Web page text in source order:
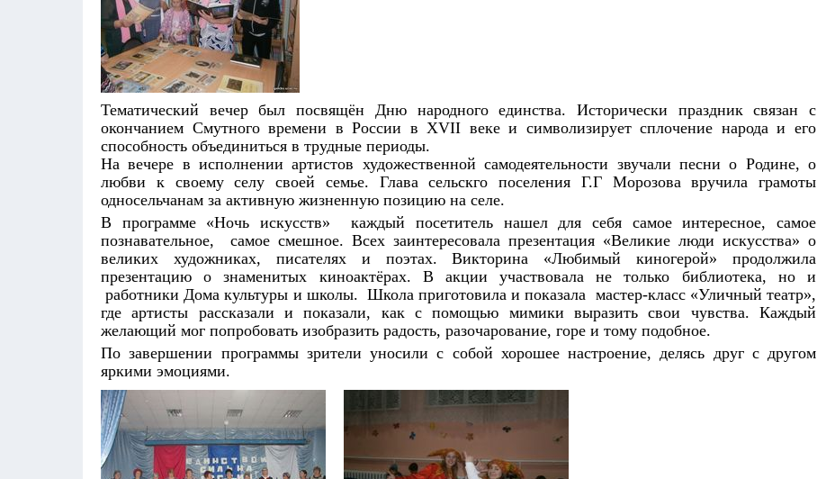
Тематический вечер был посвящён Дню народного единства. Исторически праздник связан с
окончанием Смутного времени в России в XVII веке и символизирует сплочение народа и его
способность объединиться в трудные периоды.
На вечере в исполнении артистов художественной самодеятельности звучали песни о Родине, о
любви к своему селу своей семье. Глава сельскго поселения Г.Г Морозова вручила грамоты
односельчанам за активную жизненную позицию на селе.
В программе «Ночь искусств» каждый посетитель нашел для себя самое интересное, самое
познавательное, самое смешное. Всех заинтересовала презентация «Великие люди искусства» о
великих художниках, писателях и поэтах. Викторина «Любимый киногерой» продолжила
презентацию о знаменитых киноактёрах. В акции участвовала не только библиотека, но и
работники Дома культуры и школы. Школа приготовила и показала мастер-класс «Уличный театр»,
где артисты рассказали и показали, как с помощью мимики выразить свои чувства. Каждый
желающий мог попробовать изобразить радость, разочарование, горе и тому подобное.
По завершении программы зрители уносили с собой хорошее настроение, делясь друг с другом
яркими эмоциями.